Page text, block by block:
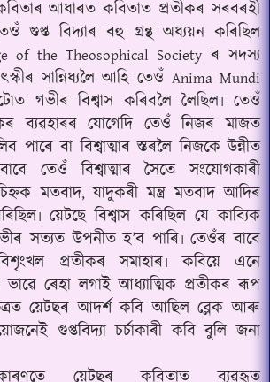
আধাৰত কবিতাত প্ৰতীকৰ সৰবৰহী
গুপ্ত বিদ্যাৰ বহু গ্ৰন্থ অধ্যয়ন কৰিছিল
of the Theosophical Societyৰ সদস্য
সান্নিধ্যলৈ আহি তেওঁAnima Mundi
গভীৰ বিশ্বাস কৰিবলৈ লৈছিল৷ তেওঁ
ব্যৱহাৰৰ যোগেদি তেওঁ নিজৰ মাজত
পাৰে বা বিশ্বাত্মাৰ স্তৰলৈ নিজকে উন্নীত
তেওঁ বিশ্বাত্মাৰ সৈতে সংযোগকাৰী
মতবাদ,যাদুকৰী মন্ত্ৰ মতবাদ আদিৰ
য়েটছে বিশ্বাস কৰিছিল যে কাব্যিক
সত্যত উপনীত হ’ব পাৰি৷ তেওঁৰ বাবে
প্ৰতীকৰ সমাহাৰ৷ কবিয়ে এনে
ভাৱে ৰেহা লগাই আধ্যাত্মিক প্ৰতীকৰ ৰূপ
য়েটছৰ আদৰ্শ কবি আছিল ব্লেক আৰু
গুপ্তবিদ্যা চৰ্চাকাৰী কবি বুলি জনা
য়েটছৰ কবিতাত ব্যৱহৃত